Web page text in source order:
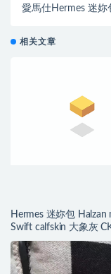
愛馬仕Hermes 迷妳
相关文章
Hermes 迷妳包 Halzan
Swift calfskin 大象灰